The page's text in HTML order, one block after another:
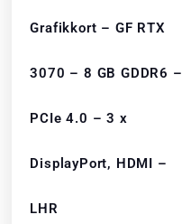
Grafikkort – GF RTX
3070 – 8 GB GDDR6 –
PCIe 4.0 – 3 x
DisplayPort, HDMI –
LHR